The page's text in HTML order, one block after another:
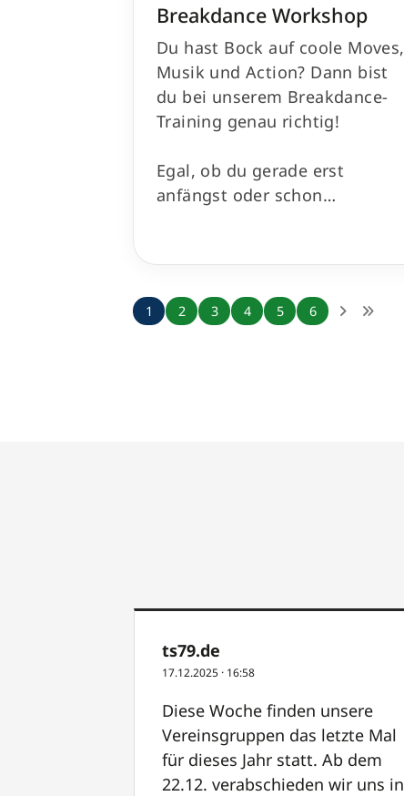
Breakdance Workshop
Du hast Bock auf coole Moves,
Musik und Action? Dann bist
du bei unserem Breakdance-
Training genau richtig!
Egal, ob du gerade erst
anfängst oder schon…
1 2 3 4 5 6
ts79.de
17.12.2025 · 16:58
Diese Woche finden unsere
Vereinsgruppen das letzte Mal
für dieses Jahr statt. Ab dem
22.12. verabschieden wir uns in